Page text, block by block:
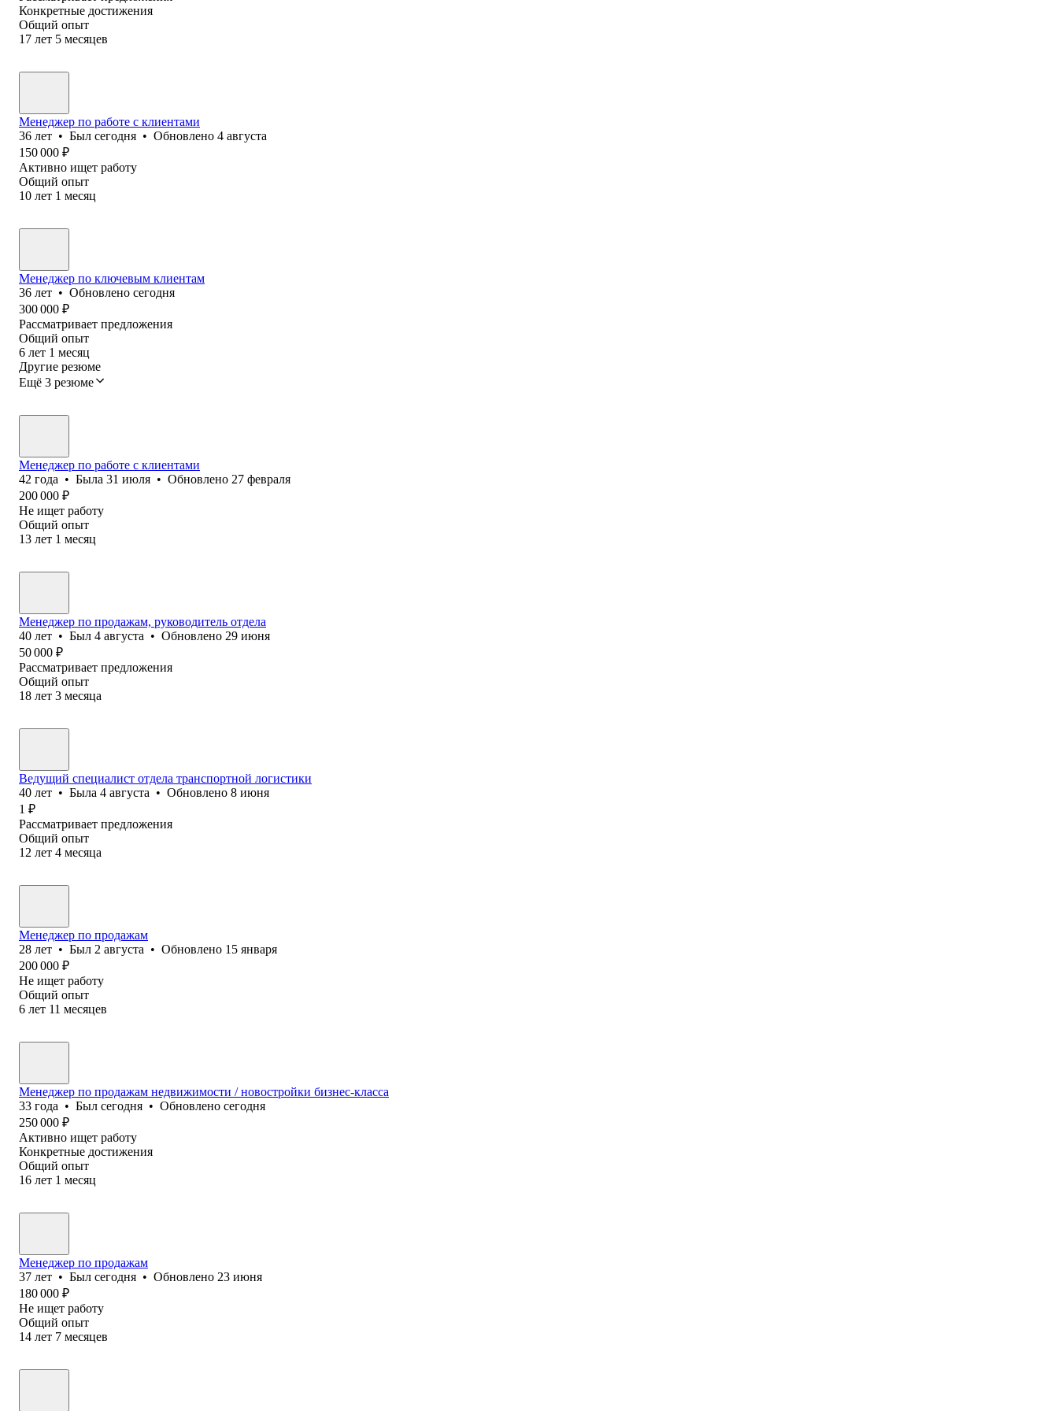
Конкретные достижения
Общий опыт
17 лет 5 месяцев
Менеджер по работе с клиентами
36 лет • Был сегодня • Обновлено 4 августа
150 000 ₽
Активно ищет работу
Общий опыт
10 лет 1 месяц
Менеджер по ключевым клиентам
36 лет • Обновлено сегодня
300 000 ₽
Рассматривает предложения
Общий опыт
6 лет 1 месяц
Другие резюме
Ещё 3 резюме
Менеджер по работе с клиентами
42 года • Была 31 июля • Обновлено 27 февраля
200 000 ₽
Не ищет работу
Общий опыт
13 лет 1 месяц
Менеджер по продажам, руководитель отдела
40 лет • Был 4 августа • Обновлено 29 июня
50 000 ₽
Рассматривает предложения
Общий опыт
18 лет 3 месяца
Ведущий специалист отдела транспортной логистики
40 лет • Была 4 августа • Обновлено 8 июня
1 ₽
Рассматривает предложения
Общий опыт
12 лет 4 месяца
Менеджер по продажам
28 лет • Был 2 августа • Обновлено 15 января
200 000 ₽
Не ищет работу
Общий опыт
6 лет 11 месяцев
Менеджер по продажам недвижимости / новостройки бизнес-класса
33 года • Был сегодня • Обновлено сегодня
250 000 ₽
Активно ищет работу
Конкретные достижения
Общий опыт
16 лет 1 месяц
Менеджер по продажам
37 лет • Был сегодня • Обновлено 23 июня
180 000 ₽
Не ищет работу
Общий опыт
14 лет 7 месяцев